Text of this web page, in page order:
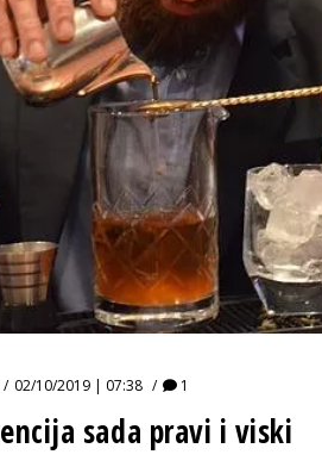
BIZLIFE WEEK
IZJAVA GODINE
02/10/2019 | 07:38 1
sada pravi i viski